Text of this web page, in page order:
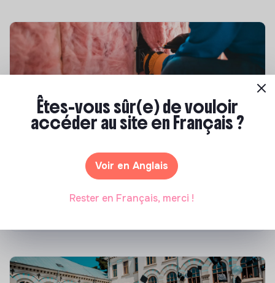
Top 8 des formations en rénovation
Êtes-vous sûr(e) de vouloir
accéder au site en Français ?
Voir en Anglais
Rester en Français, merci !